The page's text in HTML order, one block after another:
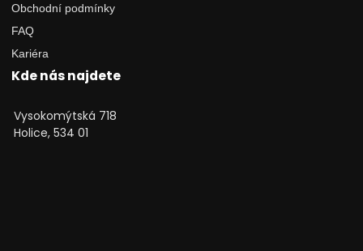
Obchodní podmínky
FAQ
Kariéra
Kde nás najdete
Vysokomýtská 718
Holice, 534 01